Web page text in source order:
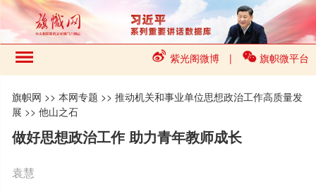
紫光阁微博 | 旗帜微平台
旗帜网 >>本网专题 >>推动机关和事业单位思想政治工作高质量发
展 >>他山之石
做好思想政治工作 助力青年教师成长
袁慧